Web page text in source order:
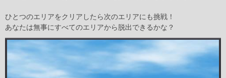
ひとつのエリアをクリアしたら次のエリアにも挑戦！
あなたは無事にすべてのエリアから脱出できるかな？